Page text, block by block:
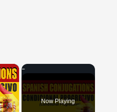
×
Now Playing